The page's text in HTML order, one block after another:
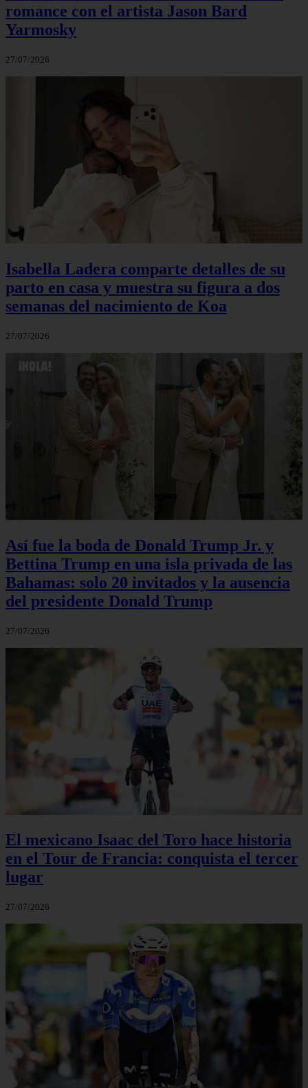
romance con el artista Jason Bard
Yarmosky
27/07/2026
Isabella Ladera comparte detalles de su
parto en casa y muestra su figura a dos
semanas del nacimiento de Koa
27/07/2026
Así fue la boda de Donald Trump Jr. y
Bettina Trump en una isla privada de las
Bahamas: solo 20 invitados y la ausencia
del presidente Donald Trump
27/07/2026
El mexicano Isaac del Toro hace historia
en el Tour de Francia: conquista el tercer
lugar
27/07/2026